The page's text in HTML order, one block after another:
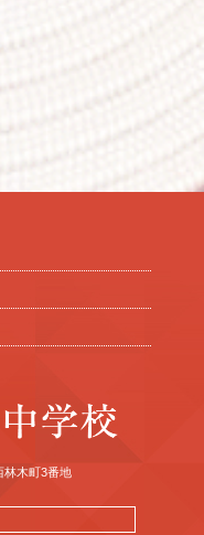
林木町3番地